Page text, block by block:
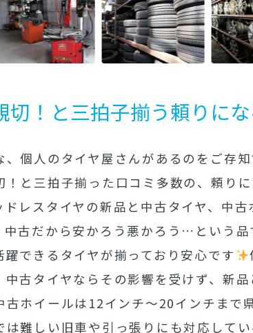
切！と三拍子揃う頼りに
個人のタイヤ屋さんがあるのをご存
！と三拍子揃った口コミ多数の、頼り
レスタイヤの新品と中古タイヤ、中
中古だから安かろう悪かろう…という
できるタイヤが揃っており安心です
中古タイヤならその影響を受けず、新
古ホイールは12インチ〜20インチまで
は難しい旧車や引っ張りにも対応して